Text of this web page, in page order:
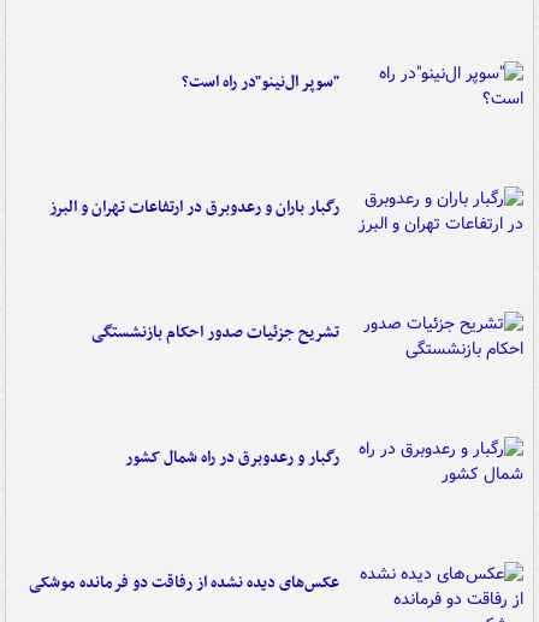
"سوپر ال‌نینو"در راه است؟
رگبار باران و رعدوبرق در ارتفاعات تهران و البرز
تشریح جزئیات صدور احکام بازنشستگی
رگبار و رعدوبرق در راه شمال کشور
عکس‌های دیده نشده از رفاقت دو فرمانده‌ موشکی